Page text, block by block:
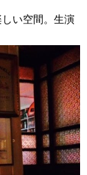
い空間。生演